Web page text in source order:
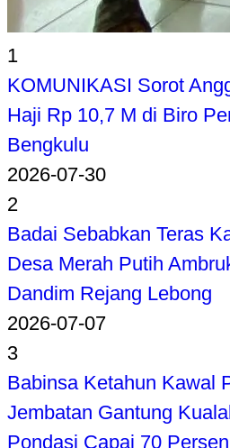
1
KOMUNIKASI Sorot
Haji Rp 10,7 M di Biro
Bengkulu
2026-07-30
2
Badai Sebabkan Teras
Desa Merah Putih
Dandim Rejang Lebong
2026-07-07
3
Babinsa Ketahun Kawal
Jembatan Gantung
Pondasi Capai 70 Persen